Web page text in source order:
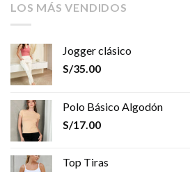
LOS MÁS VENDIDOS
Jogger clásico
S/35.00
Polo Básico Algodón
S/17.00
Top Tiras